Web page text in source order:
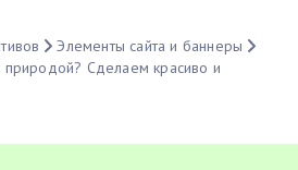
Элементы сайта и баннеры
природой? Сделаем красиво и